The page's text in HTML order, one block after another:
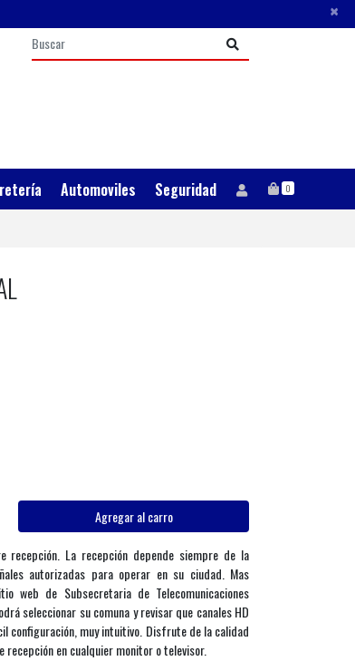
×
Automoviles Seguridad 0
Agregar al carro
recepción. La recepción depende siempre de la
autorizadas para operar en su ciudad. Mas
web de Subsecretaria de Telecomunicaciones
seleccionar su comuna y revisar que canales HD
configuración, muy intuitivo. Disfrute de la calidad
recepción en cualquier monitor o televisor.